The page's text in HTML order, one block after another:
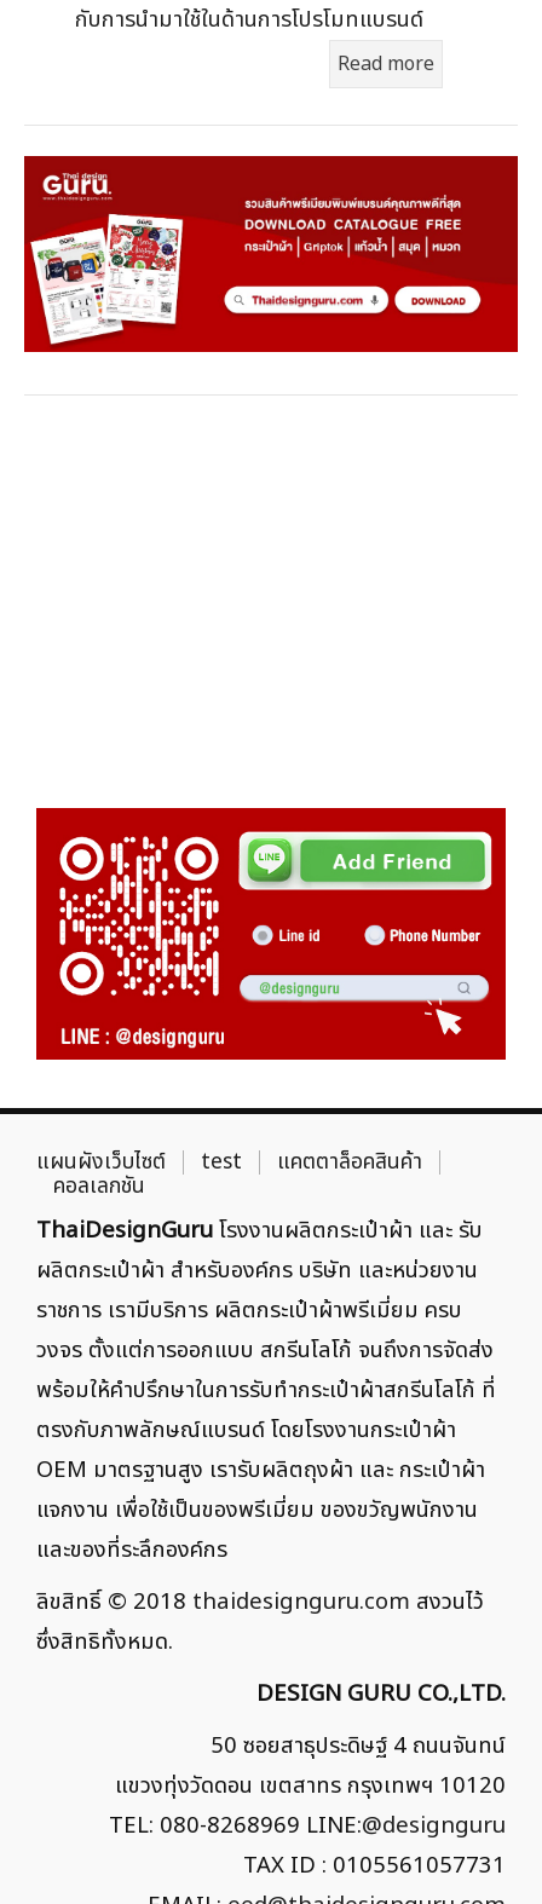
กับการนำมาใช้ในด้านการโปรโมทแบรนด์
Read more
แผนผังเว็บไซต์ test แคตตาล็อคสินค้า
คอลเลกชัน
ThaiDesignGuruโรงงานผลิตกระเป๋าผ้า และ รับ
ผลิตกระเป๋าผ้า สำหรับองค์กร บริษัท และหน่วยงาน
ราชการ เรามีบริการ ผลิตกระเป๋าผ้าพรีเมี่ยม ครบ
วงจร ตั้งแต่การออกแบบ สกรีนโลโก้ จนถึงการจัดส่ง
พร้อมให้คำปรึกษาในการรับทำกระเป๋าผ้าสกรีนโลโก้ ที่
ตรงกับภาพลักษณ์แบรนด์ โดยโรงงานกระเป๋าผ้า
OEM มาตรฐานสูง เรารับผลิตถุงผ้า และ กระเป๋าผ้า
แจกงาน เพื่อใช้เป็นของพรีเมี่ยม ของขวัญพนักงาน
และของที่ระลึกองค์กร
ลิขสิทธิ์ © 2018 thaidesignguru.com สงวนไว้
ซึ่งสิทธิทั้งหมด.
DESIGN GURU CO.,LTD.
50 ซอยสาธุประดิษฐ์ 4 ถนนจันทน์
แขวงทุ่งวัดดอน เขตสาทร กรุงเทพฯ 10120
TEL: 080-8268969 LINE:@designguru
TAX ID : 0105561057731